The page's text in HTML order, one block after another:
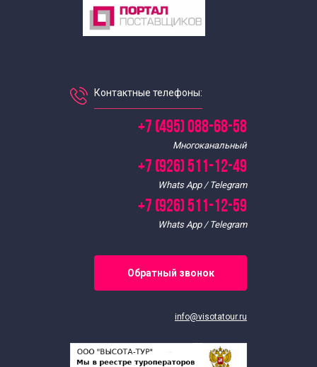
Экскурсии для школьников в мае
Экскурсии для школьников в ноябре
Экскурсии для школьников в октябре
Экскурсии для школьников в сентябре
Экскурсии для школьников
Контактные телефоны:
+7 (495) 088-68-58
Многоканальный
+7 (926) 511-12-49
Whats App / Telegram
+7 (926) 511-12-59
Whats App / Telegram
Обратный звонок
info@visotatour.ru